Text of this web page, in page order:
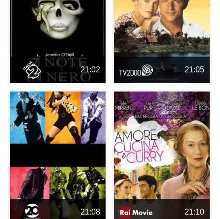
21:02 21:05
21:08 21:10